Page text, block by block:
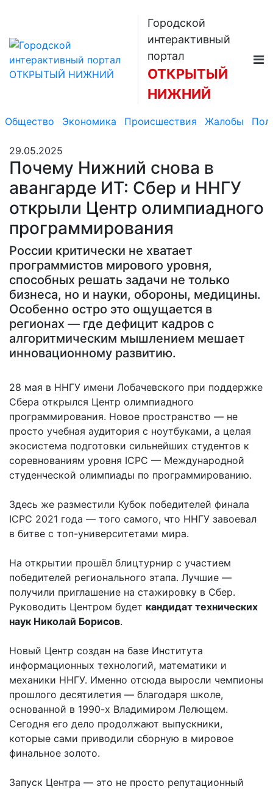
Городской
интерактивный
портал
ОТКРЫТЫЙ
НИЖНИЙ
Общество Экономика Происшествия Жалобы
29.05.2025
Почему Нижний снова в
авангарде ИТ: Сбер и ННГУ
открыли Центр олимпиадного
программирования
России критически не хватает
программистов мирового уровня,
способных решать задачи не только
бизнеса, но и науки, обороны, медицины.
Особенно остро это ощущается в
регионах — где дефицит кадров с
алгоритмическим мышлением мешает
инновационному развитию.
28 мая в ННГУ имени Лобачевского при поддержке
Сбера открылся Центр олимпиадного
программирования. Новое пространство — не
просто учебная аудитория с ноутбуками, а целая
экосистема подготовки сильнейших студентов к
соревнованиям уровня ICPC — Международной
студенческой олимпиады по программированию.
Здесь же разместили Кубок победителей финала
ICPC 2021 года — того самого, что ННГУ завоевал
в битве с топ-университетами мира.
На открытии прошёл блицтурнир с участием
победителей регионального этапа. Лучшие —
получили приглашение на стажировку в Сбер.
Руководить Центром будет кандидат технических
наук Николай Борисов.
Новый Центр создан на базе Института
информационных технологий, математики и
механики ННГУ. Именно отсюда выросли чемпионы
прошлого десятилетия — благодаря школе,
основанной в 1990-х Владимиром Лелющем.
Сегодня его дело продолжают выпускники,
которые сами приводили сборную в мировое
финальное золото.
Запуск Центра — это не просто репутационный